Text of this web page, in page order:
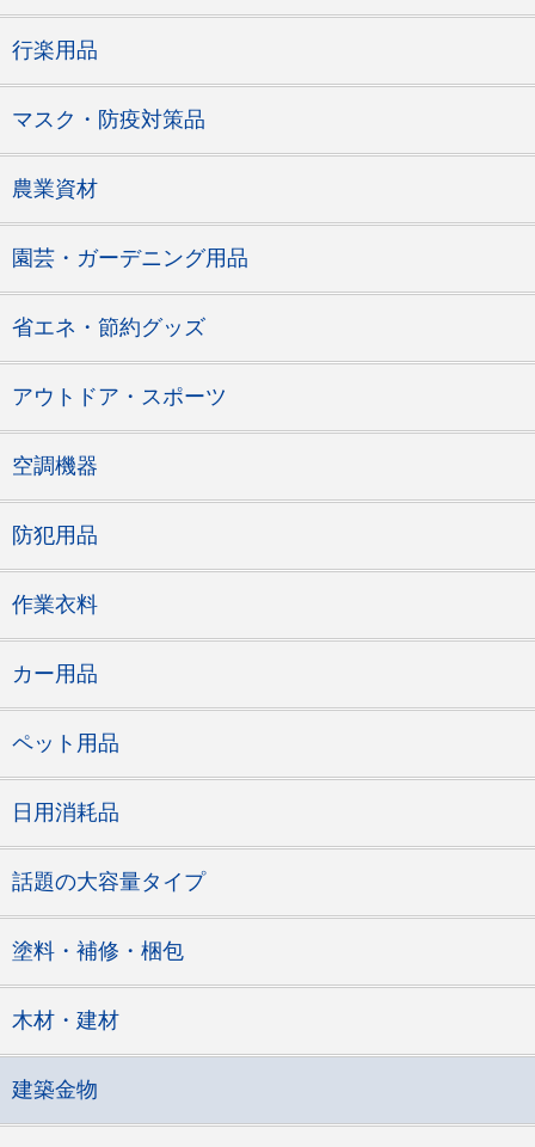
行楽用品
マスク・防疫対策品
農業資材
園芸・ガーデニング用品
省エネ・節約グッズ
アウトドア・スポーツ
空調機器
防犯用品
作業衣料
カー用品
ペット用品
日用消耗品
話題の大容量タイプ
塗料・補修・梱包
木材・建材
建築金物